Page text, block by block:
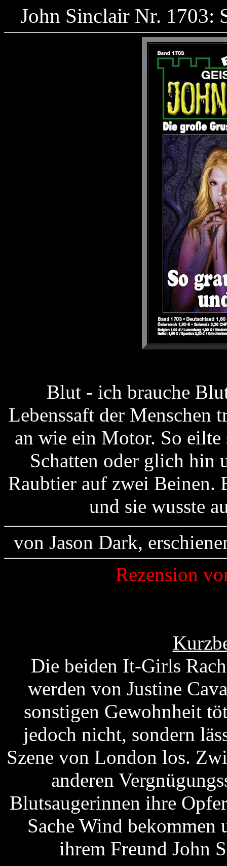
John Sinclair Nr. 1703:
Blut - ich brauche
Lebenssaft der Menschen
an wie ein Motor. So
Schatten oder glich hin
Raubtier auf zwei Beinen.
und sie wusste
von Jason Dark,
Rezension
Die beiden It-Girls
werden von Justine
sonstigen Gewohnheit
jedoch nicht, sondern
Szene von London los.
anderen
Blutsaugerinnen ihre
Sache Wind bekommen
ihrem Freund John